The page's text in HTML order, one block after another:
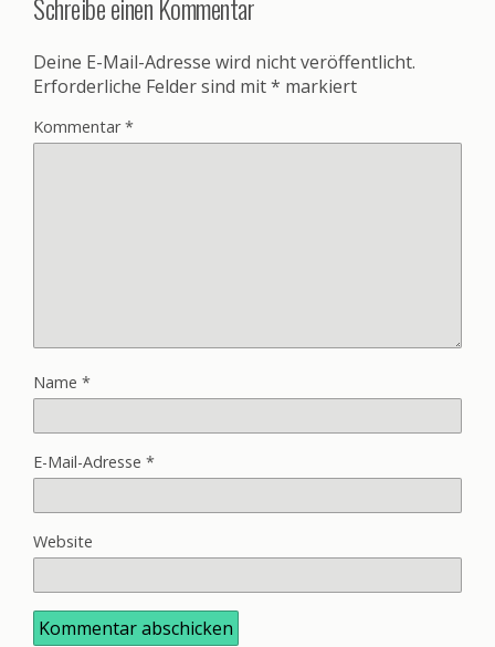
Deine E-Mail-Adresse wird nicht veröffentlicht.
Erforderliche Felder sind mit* markiert
Kommentar*
Name *
E-Mail-Adresse *
Website